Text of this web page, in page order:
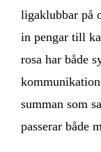
ligaklubbar på
in pengar till
rosa har både
summan som
passerar både